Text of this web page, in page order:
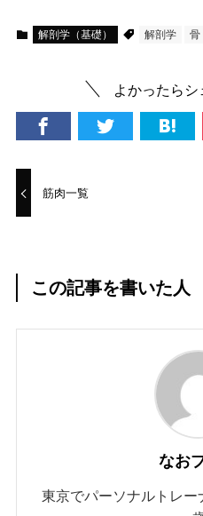
解剖学（基礎） 解剖学 骨
よかったらシ
筋肉一覧
この記事を書いた人
なお
東京でパーソナルトレ